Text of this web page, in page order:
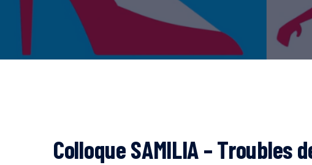
Colloque SAMILIA –